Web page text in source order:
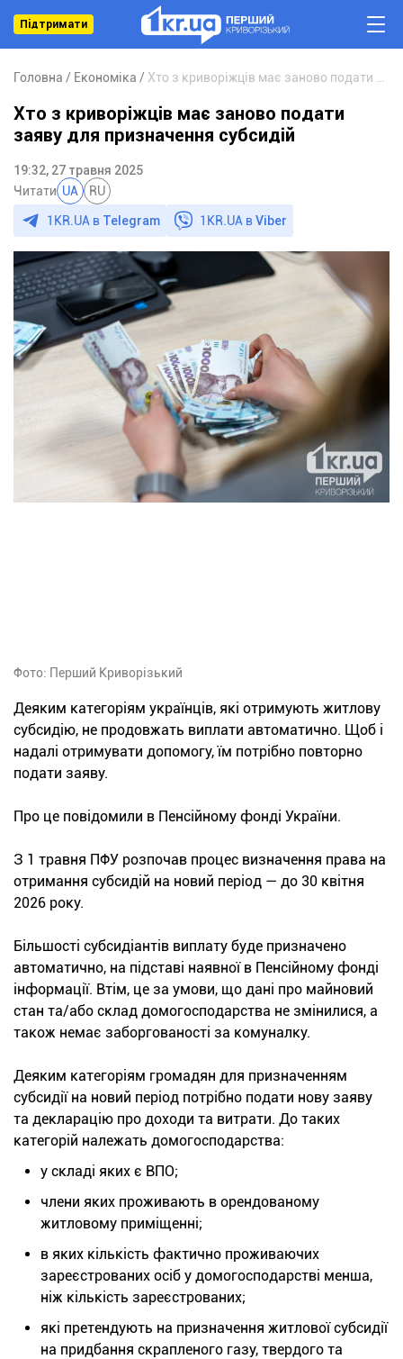
Підтримати
Головна Економіка
Хто з криворіжців має заново подати
заяву для призначення субсидій
19:32, 27 травня 2025
Читати UA RU
1KR.UA в Telegram 1KR.UA вViber
Фото: Перший Криворізький
Деяким категоріям українців, які отримують житлову
субсидію, не продовжать виплати автоматично. Щоб і
надалі отримувати допомогу, їм потрібно повторно
подати заяву.
Про це повідомили в Пенсійному фонді України.
З 1 травня ПФУ розпочав процес визначення права на
отримання субсидій на новий період — до 30 квітня
2026 року.
Більшості субсидіантів виплату буде призначено
автоматично, на підставі наявної в Пенсійному фонді
інформації. Втім, це за умови, що дані про майновий
стан та/або склад домогосподарства не змінилися, а
також немає заборгованості за комуналку.
Деяким категоріям громадян для призначенням
субсидії на новий період потрібно подати нову заяву
та декларацію про доходи та витрати. До таких
категорій належать домогосподарства:
у складі яких є ВПО;
члени яких проживають в орендованому
житловому приміщенні;
в яких кількість фактично проживаючих
зареєстрованих осіб у домогосподарстві менша,
ніж кількість зареєстрованих;
які претендують на призначення житлової субсидії
на придбання скрапленого газу, твердого та